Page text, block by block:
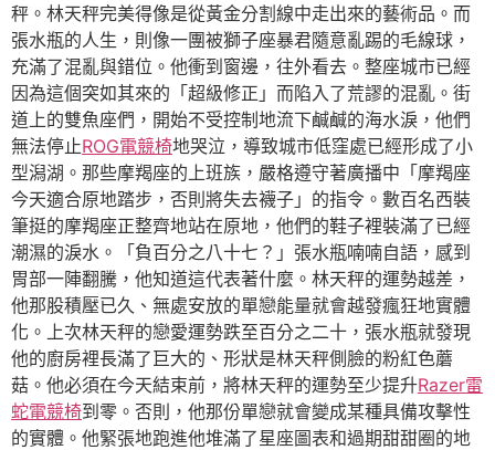
秤。林天秤完美得像是從黃金分割線中走出來的藝術品。而
張水瓶的人生，則像一團被獅子座暴君隨意亂踢的毛線球，
充滿了混亂與錯位。他衝到窗邊，往外看去。整座城市已經
因為這個突如其來的「超級修正」而陷入了荒謬的混亂。街
道上的雙魚座們，開始不受控制地流下鹹鹹的海水淚，他們
無法停止ROG電競椅地哭泣，導致城市低窪處已經形成了小
型潟湖。那些摩羯座的上班族，嚴格遵守著廣播中「摩羯座
今天適合原地踏步，否則將失去襪子」的指令。數百名西裝
筆挺的摩羯座正整齊地站在原地，他們的鞋子裡裝滿了已經
潮濕的淚水。「負百分之八十七？」張水瓶喃喃自語，感到
胃部一陣翻騰，他知道這代表著什麼。林天秤的運勢越差，
他那股積壓已久、無處安放的單戀能量就會越發瘋狂地實體
化。上次林天秤的戀愛運勢跌至百分之二十，張水瓶就發現
他的廚房裡長滿了巨大的、形狀是林天秤側臉的粉紅色蘑
菇。他必須在今天結束前，將林天秤的運勢至少提升Razer雷
蛇電競椅到零。否則，他那份單戀就會變成某種具備攻擊性
的實體。他緊張地跑進他堆滿了星座圖表和過期甜甜圈的地